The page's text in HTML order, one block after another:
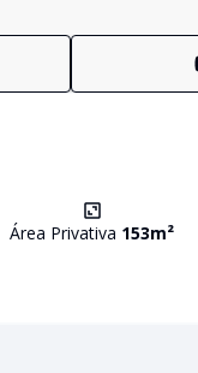
Área Privativa 153m²